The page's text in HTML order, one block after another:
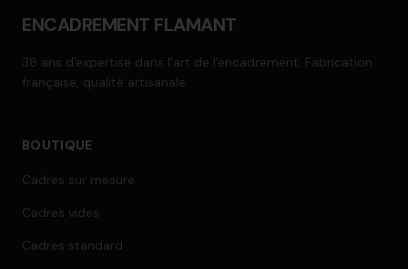
ENCADREMENT FLAMANT
38 ans d'expertise dans l'art de l'encadrement. Fabrication
française, qualité artisanale.
BOUTIQUE
Cadres sur mesure
Cadres vides
Cadres standard